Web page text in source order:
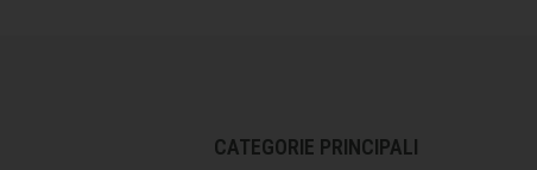
CATEGORIE PRINCIPALI